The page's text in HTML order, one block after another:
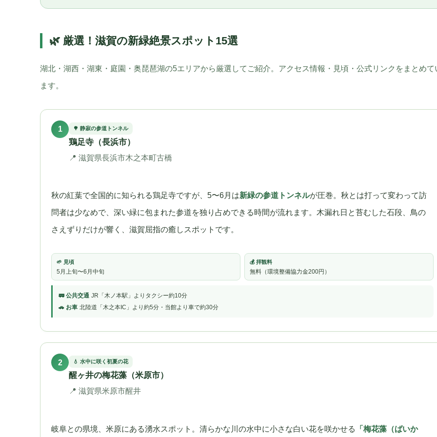
🌿 厳選！滋賀の新緑絶景スポット15選
湖北・湖西・湖東・庭園・奥琵琶湖の5エリアから厳選してご紹介。アクセス情報・見頃・公式リンクをまとめて
ます。
1 🌳 静寂の参道トンネル
鶏足寺（長浜市）
📍 滋賀県長浜市木之本町古橋
秋の紅葉で全国的に知られる鶏足寺ですが、5〜6月は新緑の参道トンネルが圧巻。秋とは打って変わって訪
問者は少なめで、深い緑に包まれた参道を独り占めできる時間が流れます。木漏れ日と苔むした石段、鳥の
さえずりだけが響く、滋賀屈指の癒しスポットです。
🌱 見頃
5月上旬〜6月中旬
💰 拝観料
無料（環境整備協力金200円）
🚃 公共交通 JR「木ノ本駅」よりタクシー約10分
🚗 お車 北陸道「木之本IC」より約5分・当館より車で約30分
2 💧 水中に咲く初夏の花
醒ヶ井の梅花藻（米原市）
📍 滋賀県米原市醒井
岐阜との県境、米原にある湧水スポット。清らかな川の水中に小さな白い花を咲かせる 「梅花藻（ばいか